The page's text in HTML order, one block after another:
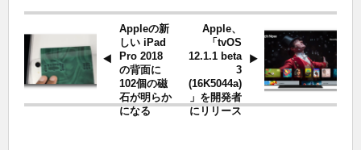
Appleの新
しい iPad
Pro 2018
の背面に
102個の磁
石が明らか
になる
Apple、
「tvOS
12.1.1 beta
3
(16K5044a)
」を開発者
にリリース